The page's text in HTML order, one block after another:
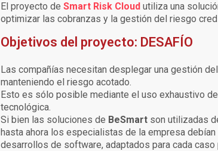
El proyecto de Smart Risk Cloud utiliza una
optimizar las cobranzas y la gestión del riesgo
Objetivos del proyecto: DESAFÍO
Las compañías necesitan desplegar una gestión
manteniendo el riesgo acotado.
Esto es sólo posible mediante el uso exhaustivo
tecnológica.
Si bien las soluciones de BeSmart son utilizadas
hasta ahora los especialistas de la empresa
desarrollos de software, adaptados para cada